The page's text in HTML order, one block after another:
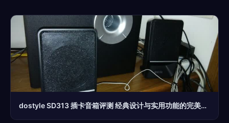
dostyle SD313 插卡音箱评测 经典设计与实用功能的完美结合